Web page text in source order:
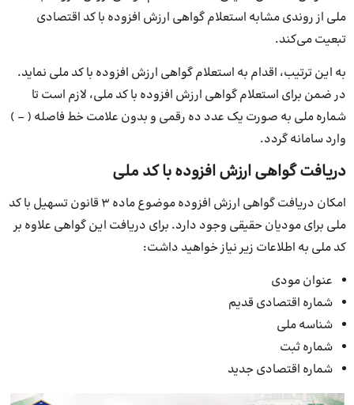
ملی از روندی مشابه استعلام گواهی ارزش افزوده با کد اقتصادی
تبعیت می‌کند.
به این ترتیب، اقدام به استعلام گواهی ارزش افزوده با کد ملی نماید.
در ضمن برای استعلام گواهی ارزش افزوده با کد ملی، لازم است تا
شماره ملی به صورت یک عدد ده رقمی و بدون علامت خط فاصله ( – )
وارد سامانه گردد.
دریافت گواهی ارزش افزوده با کد ملی
امکان دریافت گواهی ارزش افزوده موضوع ماده 3 قانون تسهیل با کد
ملی برای مودیان حقیقی وجود دارد. برای دریافت این گواهی علاوه بر
کد ملی به اطلاعات زیر نیاز خواهید داشت:
عنوان مودی
شماره اقتصادی قدیم
شناسه ملی
شماره ثبت
شماره اقتصادی جدید